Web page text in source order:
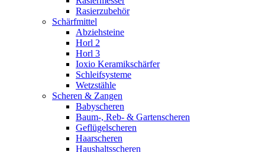
Rasierzubehör
Schärfmittel
Abziehsteine
Horl 2
Horl 3
Ioxio Keramikschärfer
Schleifsysteme
Wetzstähle
Scheren & Zangen
Babyscheren
Baum-, Reb- & Gartenscheren
Geflügelscheren
Haarscheren
Haushaltsscheren